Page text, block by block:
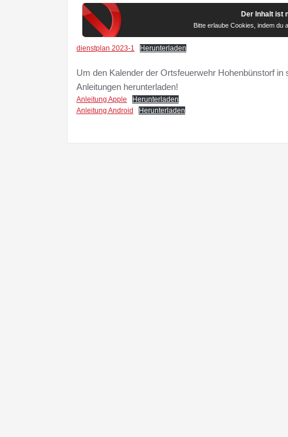
Der Inhalt ist
Bitte erlaube Cookies, indem du
dienstplan 2023-1 Herunterladen
Um den Kalender der Ortsfeuerwehr Hohenbünstorf
Anleitungen herunterladen!
Anleitung Apple
Herunterladen
Anleitung Android
Herunterladen